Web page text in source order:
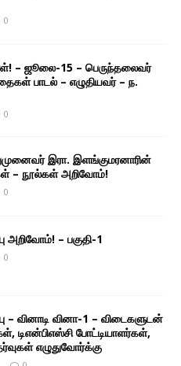
0
– ஜூலை-15 – பெருந்தலைவர்
பாடல் – எழுதியவர் – ந.
0
இரா. இளங்குமரனாரின்
– நூல்கள் அறிவோம்!
0
அறிவோம்! – பகுதி-1
0
– வினாடி வினா-1 – விடைகளுடன்
டிஎன்பிஎஸ்சி போட்டியாளர்கள்,
எழுதுவோர்க்கு